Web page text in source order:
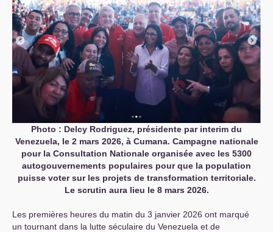
Photo : Delcy Rodriguez, présidente par interim du
Venezuela, le 2 mars 2026, à Cumana. Campagne nationale
pour la Consultation Nationale organisée avec les 5300
autogouvernements populaires pour que la population
puisse voter sur les projets de transformation territoriale.
Le scrutin aura lieu le 8 mars 2026.
Les premières heures du matin du 3 janvier 2026 ont marqué
un tournant dans la lutte séculaire du Venezuela et de